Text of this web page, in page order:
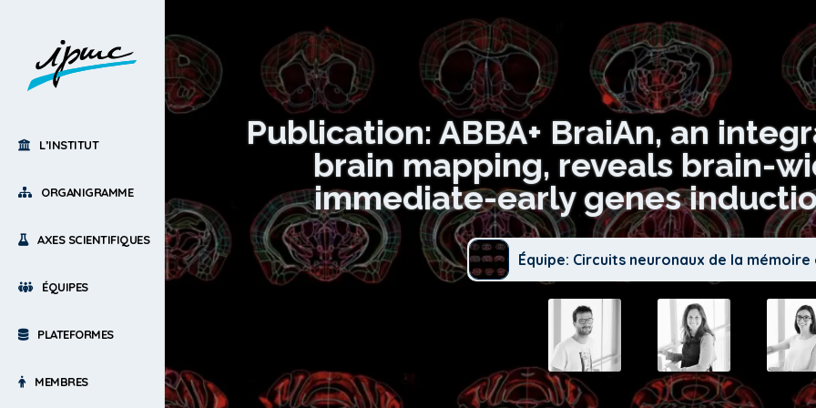
L’INSTITUT
ORGANIGRAMME
AXES SCIENTIFIQUES
ÉQUIPES
PLATEFORMES
MEMBRES
Publication: ABBA+ BraiAn, an
brain mapping, reveals brain-
immediate-early genes
Équipe: Circuits neuronaux de la